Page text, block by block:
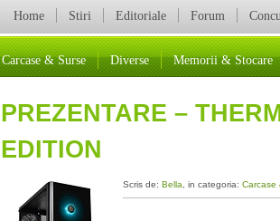
Home Stiri Editoriale Forum
Carcase & Surse Diverse Memorii & Stocare
PREZENTARE –
EDITION
Scris de: Bella , in categoria: Carcase